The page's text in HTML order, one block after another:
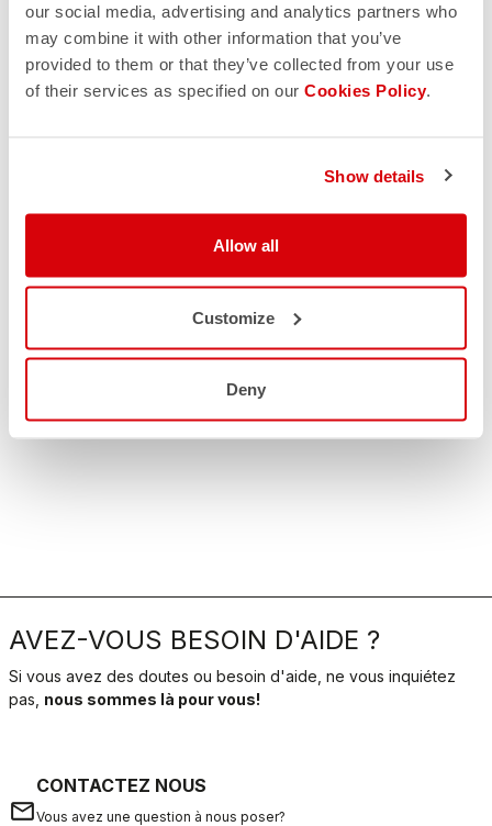
our social media, advertising and analytics partners who
may combine it with other information that you’ve
provided to them or that they’ve collected from your use
of their services as specified on our Cookies Policy.
Show details
Allow all
Customize
Deny
AVEZ-VOUS BESOIN D'AIDE ?
Si vous avez des doutes ou besoin d'aide, ne vous inquiétez
pas, nous sommes là pour vous!
email
CONTACTEZ NOUS
Vous avez une question à nous poser?